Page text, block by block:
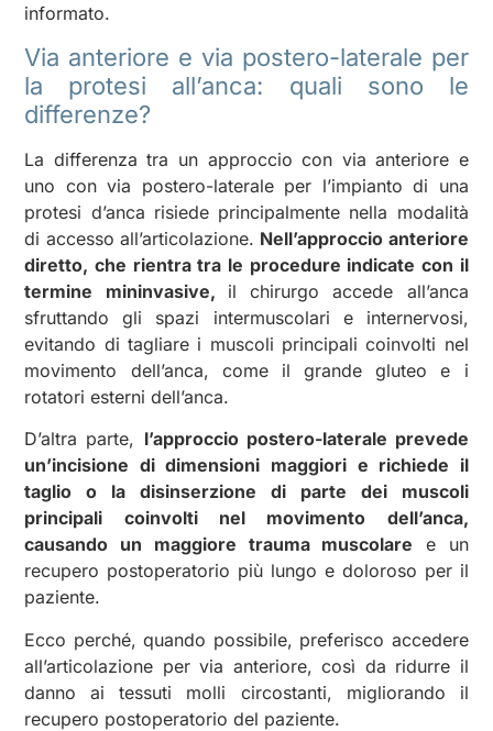
informato.
Via anteriore e via postero-laterale per
la protesi all’anca: quali sono le
differenze?
La differenza tra un approccio con via anteriore e
uno con via postero-laterale per l’impianto di una
protesi d’anca risiede principalmente nella modalità
di accesso all’articolazione. Nell’approccio anteriore
diretto, che rientra tra le procedure indicate con il
termine mininvasive, il chirurgo accede all’anca
sfruttando gli spazi intermuscolari e internervosi,
evitando di tagliare i muscoli principali coinvolti nel
movimento dell’anca, come il grande gluteo e i
rotatori esterni dell’anca.
D’altra parte, l’approccio postero-laterale prevede
un’incisione di dimensioni maggiori e richiede il
taglio o la disinserzione di parte dei muscoli
principali coinvolti nel movimento dell’anca,
causando un maggiore trauma muscolare e un
recupero postoperatorio più lungo e doloroso per il
paziente.
Ecco perché, quando possibile, preferisco accedere
all’articolazione per via anteriore, così da ridurre il
danno ai tessuti molli circostanti, migliorando il
recupero postoperatorio del paziente.